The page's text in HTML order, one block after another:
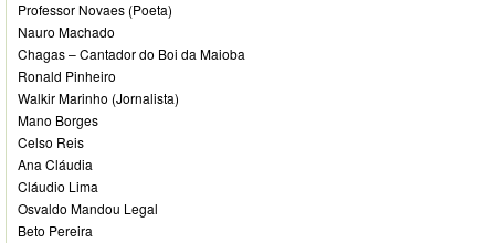
Professor Novaes (Poeta)
Nauro Machado
Chagas – Cantador do Boi da Maioba
Ronald Pinheiro
Walkir Marinho (Jornalista)
Mano Borges
Celso Reis
Ana Cláudia
Cláudio Lima
Osvaldo Mandou Legal
Beto Pereira